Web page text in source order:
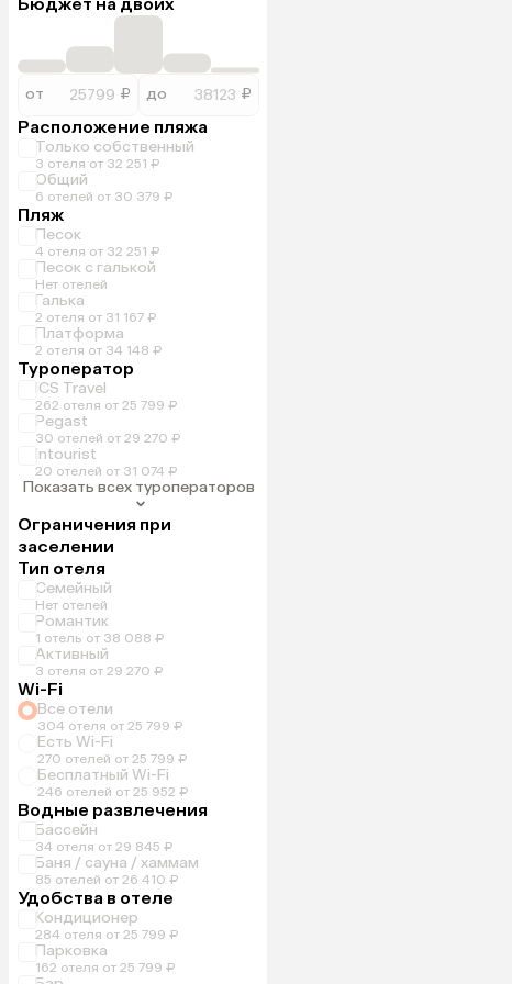
от ₽ до ₽
Расположение пляжа
Только собственный
3 отеля от 32 251 ₽
Общий
6 отелей от 30 379 ₽
Пляж
Песок
4 отеля от 32 251 ₽
Песок с галькой
Нет отелей
Галька
2 отеля от 31 167 ₽
Платформа
2 отеля от 34 148 ₽
Туроператор
ICS Travel
262 отеля от 25 799 ₽
Pegast
30 отелей от 29 270 ₽
Intourist
20 отелей от 31 074 ₽
Показать всех туроператоров
Ограничения при
заселении
Тип отеля
Семейный
Нет отелей
Романтик
1 отель от 38 088 ₽
Активный
3 отеля от 29 270 ₽
Wi-Fi
Все отели
304 отеля от 25 799 ₽
Есть Wi-Fi
270 отелей от 25 799 ₽
Бесплатный Wi-Fi
246 отелей от 25 952 ₽
Водные развлечения
Бассейн
34 отеля от 29 845 ₽
Баня / сауна / хаммам
85 отелей от 26 410 ₽
Удобства в отеле
Кондиционер
284 отеля от 25 799 ₽
Парковка
162 отеля от 25 799 ₽